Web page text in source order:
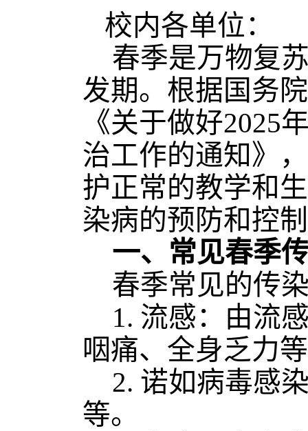
校内各单位 ：
春季是万物复
发期。 根据国务
《关于做好2025
治工作的通知》，
护正常的教学和
染病的预防和控
一、常见春季
春季常见的传
1. 流感：由流
咽痛、全身乏力
2. 诺如病毒感
等。